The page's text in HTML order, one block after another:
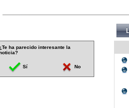
¿Te ha parecido interesante la
Sí No